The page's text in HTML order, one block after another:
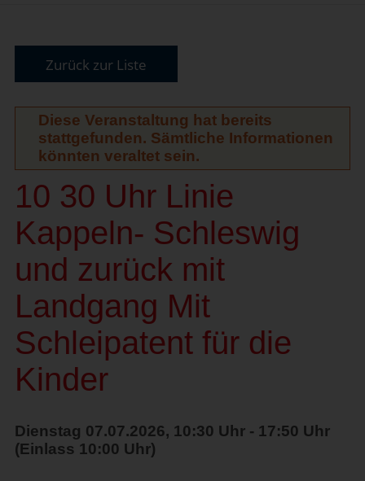
Zurück zur Liste
Diese Veranstaltung hat bereits
stattgefunden. Sämtliche Informationen
könnten veraltet sein.
10 30 Uhr Linie
Kappeln- Schleswig
und zurück mit
Landgang Mit
Schleipatent für die
Kinder
Dienstag 07.07.2026, 10:30 Uhr - 17:50 Uhr
(Einlass 10:00 Uhr)